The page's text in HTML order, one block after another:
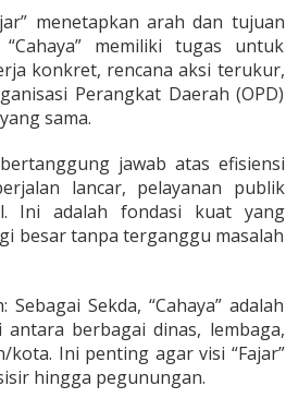
menetapkan arah dan tujuan
memiliki tugas untuk
konkret, rencana aksi terukur,
Perangkat Daerah (OPD)
sama.
jawab atas efisiensi
lancar, pelayanan publik
Ini adalah fondasi kuat yang
besar tanpa terganggu masalah
Sekda, “Cahaya” adalah
berbagai dinas, lembaga,
Ini penting agar visi “Fajar”
hingga pegunungan.